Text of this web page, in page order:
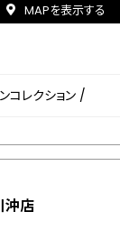
MAPを表示する
コレクション /
沖店